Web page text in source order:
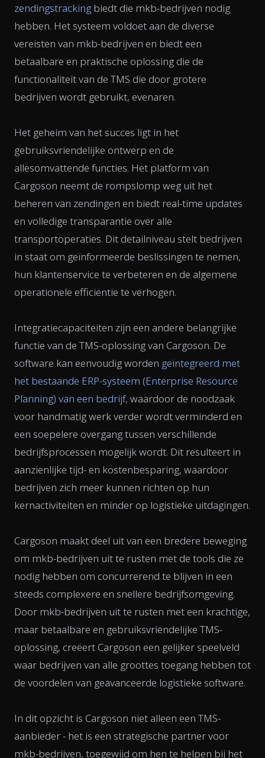
zendingstracking biedt die mkb-bedrijven nodig
hebben. Het systeem voldoet aan de diverse
vereisten van mkb-bedrijven en biedt een
betaalbare en praktische oplossing die de
functionaliteit van de TMS die door grotere
bedrijven wordt gebruikt, evenaren.
Het geheim van het succes ligt in het
gebruiksvriendelijke ontwerp en de
allesomvattende functies. Het platform van
Cargoson neemt de rompslomp weg uit het
beheren van zendingen en biedt real-time updates
en volledige transparantie over alle
transportoperaties. Dit detailniveau stelt bedrijven
in staat om geïnformeerde beslissingen te nemen,
hun klantenservice te verbeteren en de algemene
operationele efficiëntie te verhogen.
Integratiecapaciteiten zijn een andere belangrijke
functie van de TMS-oplossing van Cargoson. De
software kan eenvoudig worden geïntegreerd met
het bestaande ERP-systeem (Enterprise Resource
Planning) van een bedrijf, waardoor de noodzaak
voor handmatig werk verder wordt verminderd en
een soepelere overgang tussen verschillende
bedrijfsprocessen mogelijk wordt. Dit resulteert in
aanzienlijke tijd- en kostenbesparing, waardoor
bedrijven zich meer kunnen richten op hun
kernactiviteiten en minder op logistieke uitdagingen.
Cargoson maakt deel uit van een bredere beweging
om mkb-bedrijven uit te rusten met de tools die ze
nodig hebben om concurrerend te blijven in een
steeds complexere en snellere bedrijfsomgeving.
Door mkb-bedrijven uit te rusten met een krachtige,
maar betaalbare en gebruiksvriendelijke TMS-
oplossing, creëert Cargoson een gelijker speelveld
waar bedrijven van alle groottes toegang hebben tot
de voordelen van geavanceerde logistieke software.
In dit opzicht is Cargoson niet alleen een TMS-
aanbieder - het is een strategische partner voor
mkb-bedrijven, toegewijd om hen te helpen bij het